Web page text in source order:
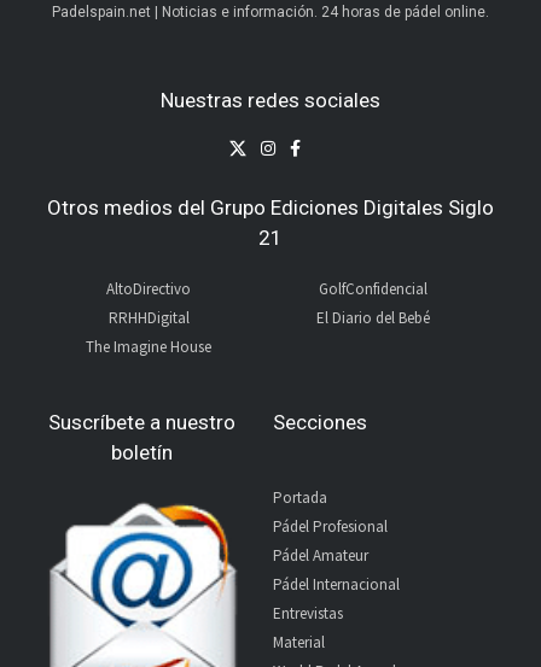
Padelspain.net | Noticias e información. 24 horas de pádel online.
Nuestras redes sociales
Otros medios del Grupo Ediciones Digitales Siglo
21
AltoDirectivo
RRHHDigital
The Imagine House
GolfConfidencial
El Diario del Bebé
Suscríbete a nuestro
boletín
Secciones
Portada
Pádel Profesional
Pádel Amateur
Pádel Internacional
Entrevistas
Material